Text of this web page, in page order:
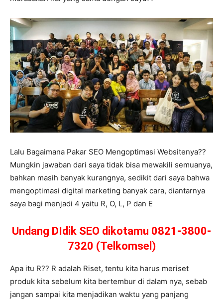
Lalu Bagaimana Pakar SEO Mengoptimasi Websitenya??
Mungkin jawaban dari saya tidak bisa mewakili semuanya,
bahkan masih banyak kurangnya, sedikit dari saya bahwa
mengoptimasi digital marketing banyak cara, diantarnya
saya bagi menjadi 4 yaitu R, O, L, P dan E
Undang DIdik SEO dikotamu 0821-3800-
7320 (Telkomsel)
Apa itu R?? R adalah Riset, tentu kita harus meriset
produk kita sebelum kita bertembur di dalam nya, sebab
jangan sampai kita menjadikan waktu yang panjang